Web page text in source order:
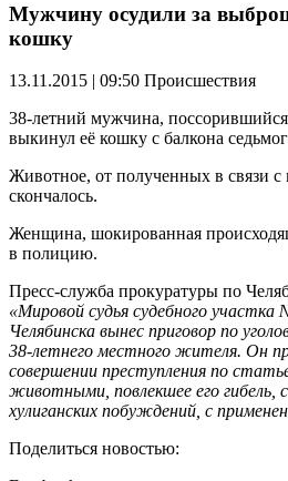
Мужчину осудили за
кошку
13.11.2015 | 09:50 Происшествия
38-летний мужчина,
выкинул её кошку с балкона
Животное, от полученных в связи с
скончалось.
Женщина, шокированная
в полицию.
Пресс-служба прокуратуры по
«Мировой судья судебного
Челябинска вынес приговор по
38-летнего местного жителя. Он
совершении преступления по
животными, повлекшее его гибель,
хулиганских побуждений, с
Поделиться новостью: